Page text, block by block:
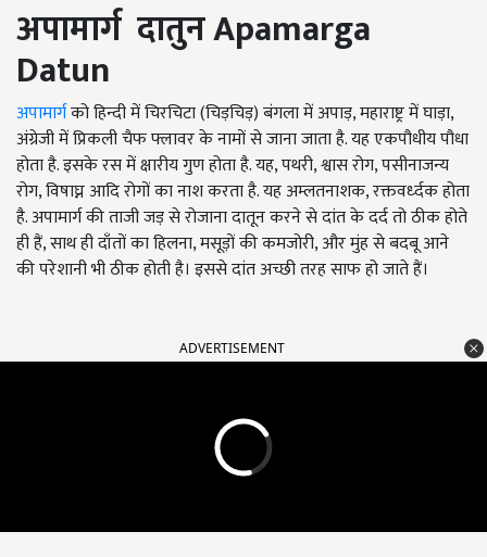
अपामार्ग दातुनApamarga
Datun
अपामार्गको हिन्दी में चिरचिटा (चिड़चिड़) बंगला में अपाड़, महाराष्ट्र में घाड़ा,
अंग्रेजी में प्रिकली चैफ फ्लावर के नामों से जाना जाता है. यह एकपौधीय पौधा
होता है. इसके रस में क्षारीय गुण होता है. यह, पथरी, श्वास रोग, पसीनाजन्य
रोग, विषाघ्न आदि रोगों का नाश करता है. यह अम्लतनाशक, रक्तवर्ध्दक होता
है. अपामार्ग की ताजी जड़ से रोजाना दातून करने से दांत के दर्द तो ठीक होते
ही हैं, साथ ही दाँतों का हिलना, मसूड़ों की कमजोरी, और मुंह से बदबू आने
की परेशानी भी ठीक होती है। इससे दांत अच्छी तरह साफ हो जाते हैं।
ADVERTISEMENT